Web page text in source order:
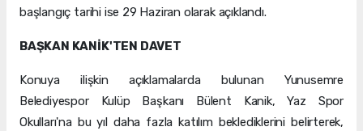
başlangıç tarihi ise 29 Haziran olarak açıklandı.
BAŞKAN KANİK'TEN DAVET
Konuya ilişkin açıklamalarda bulunan Yunusemre
Belediyespor Kulüp Başkanı Bülent Kanik, Yaz Spor
Okulları'na bu yıl daha fazla katılım beklediklerini belirterek,